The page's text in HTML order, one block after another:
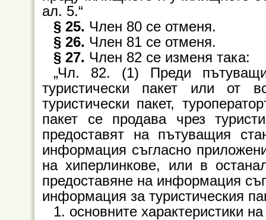
ал. 5.“
§ 25. Член 80 се отменя.
§ 26. Член 81 се отменя.
§ 27. Член 82 се изменя така:
„Чл. 82. (1) Преди
туристически пакет или от
туристически пакет,
пакет се продава чрез
предоставят на пътуващия
информация съгласно
на хиперлинкове, или в
предоставяне на информация
информация за туристическия
1. основните характеристики